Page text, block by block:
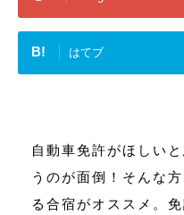
B! はてブ
自動車免許がほしい
うのが面倒！そんな
る合宿がオススメ。